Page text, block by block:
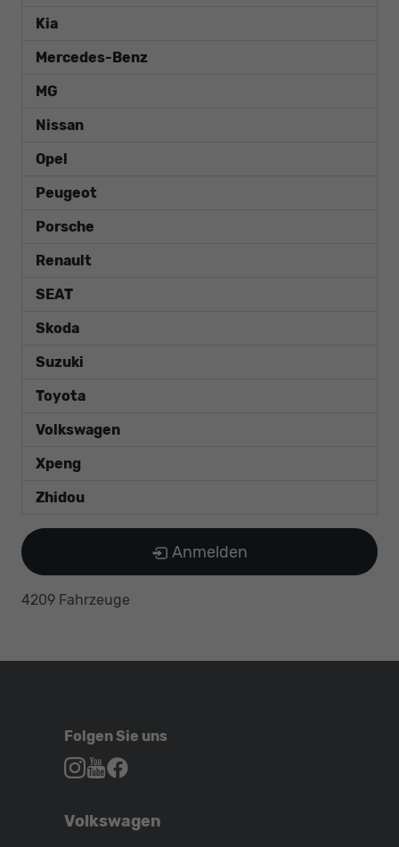
Kia
Mercedes-Benz
MG
Nissan
Opel
Peugeot
Porsche
Renault
SEAT
Skoda
Suzuki
Toyota
Volkswagen
Xpeng
Zhidou
Anmelden
4209 Fahrzeuge
Folgen Sie uns
Autohaus
Sie
Autohaus
Sie Sie
Volkswagen